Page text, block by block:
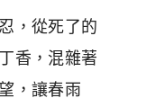
，從死了的
香，混雜著
，讓春雨